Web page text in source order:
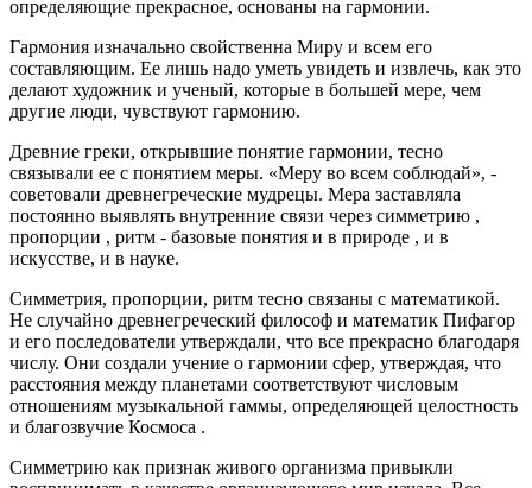
определяющие прекрасное, основаны на гармонии.
Гармония изначально свойственна Миру и всем его
составляющим. Ее лишь надо уметь увидеть и извлечь, как это
делают художник и ученый, которые в большей мере, чем
другие люди, чувствуют гармонию.
Древние греки, открывшие понятие гармонии, тесно
связывали ее с понятием меры. «Меру во всем соблюдай», -
советовали древнегреческие мудрецы. Мера заставляла
постоянно выявлять внутренние связи через симметрию ,
пропорции , ритм - базовые понятия и в природе , и в
искусстве, и в науке.
Симметрия, пропорции, ритм тесно связаны с математикой.
Не случайно древнегреческий философ и математик Пифагор
и его последователи утверждали, что все прекрасно благодаря
числу. Они создали учение о гармонии сфер, утверждая, что
расстояния между планетами соответствуют числовым
отношениям музыкальной гаммы, определяющей целостность
и благозвучие Космоса .
Симметрию как признак живого организма привыкли